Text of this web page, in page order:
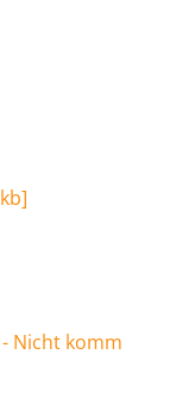
]
Nicht komm